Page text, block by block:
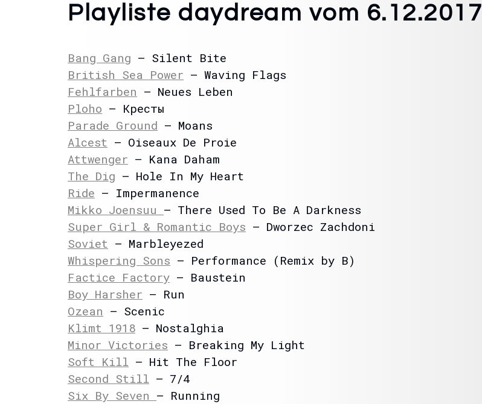
Playliste daydream vom 6.12.2017
Bang Gang – Silent Bite
British Sea Power – Waving Flags
Fehlfarben – Neues Leben
Ploho – Кресты
Parade Ground – Moans
Alcest – Oiseaux De Proie
Attwenger – Kana Daham
The Dig – Hole In My Heart
Ride – Impermanence
Mikko Joensuu – There Used To Be A Darkness
Super Girl & Romantic Boys – Dworzec Zachdoni
Soviet – Marbleyezed
Whispering Sons – Performance (Remix by B)
Factice Factory – Baustein
Boy Harsher – Run
Ozean – Scenic
Klimt 1918 – Nostalghia
Minor Victories – Breaking My Light
Soft Kill – Hit The Floor
Second Still – 7/4
Six By Seven – Running